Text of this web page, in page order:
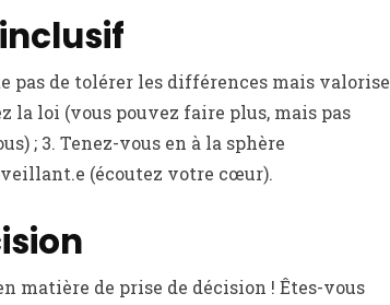
pas de tolérer les différences mais valorise
la loi (vous pouvez faire plus, mais pas
; 3. Tenez-vous en à la sphère
(écoutez votre cœur).
matière de prise de décision ! Êtes-vous